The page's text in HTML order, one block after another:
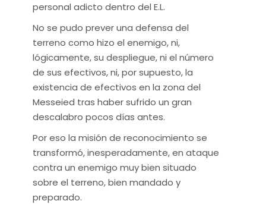
personal adicto dentro del E.L.
No se pudo prever una defensa del
terreno como hizo el enemigo, ni,
lógicamente, su despliegue, ni el número
de sus efectivos, ni, por supuesto, la
existencia de efectivos en la zona del
Messeied tras haber sufrido un gran
descalabro pocos días antes.
Por eso la misión de reconocimiento se
transformó, inesperadamente, en ataque
contra un enemigo muy bien situado
sobre el terreno, bien mandado y
preparado.